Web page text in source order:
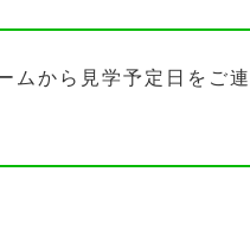
から見学予定日をご連